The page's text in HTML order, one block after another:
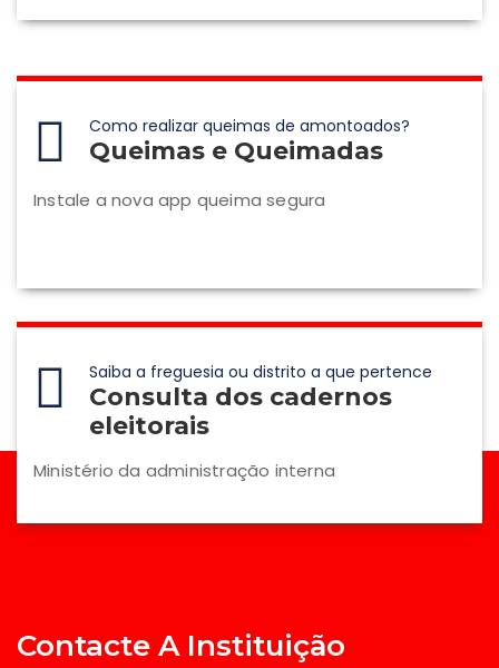
Como realizar queimas de amontoados?
Queimas e Queimadas
Instale a nova app queima segura
Saiba a freguesia ou distrito a que pertence
Consulta dos cadernos
eleitorais
Ministério da administração interna
Contacte A Instituição